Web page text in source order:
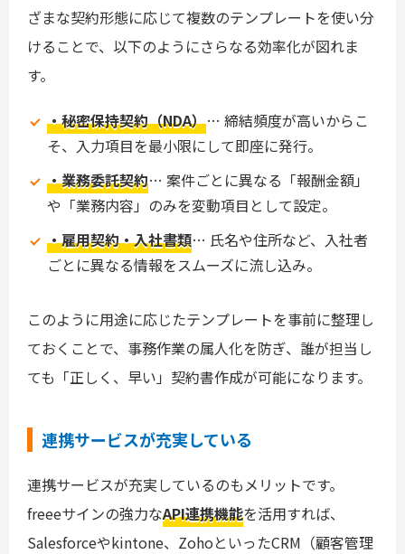
ざまな契約形態に応じて複数のテンプレートを使い分
けることで、以下のようにさらなる効率化が図れま
す。
・秘密保持契約（NDA）… 締結頻度が高いからこ
そ、入力項目を最小限にして即座に発行。
・業務委託契約… 案件ごとに異なる「報酬金額」
や「業務内容」のみを変動項目として設定。
・雇用契約・入社書類… 氏名や住所など、入社者
ごとに異なる情報をスムーズに流し込み。
このように用途に応じたテンプレートを事前に整理し
ておくことで、事務作業の属人化を防ぎ、誰が担当し
ても「正しく、早い」契約書作成が可能になります。
連携サービスが充実している
連携サービスが充実しているのもメリットです。
freeeサインの強力なAPI連携機能を活用すれば、
Salesforceやkintone、ZohoといったCRM（顧客管理